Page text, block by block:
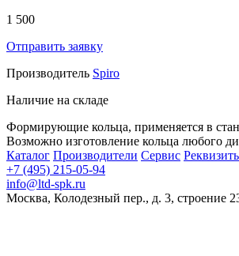
1 500
Отправить заявку
Производитель Spiro
Наличие на складе
Формирующие кольца, применяется в
Возможно изготовление кольца любого
Каталог Производители Сервис
+7 (495) 215-05-94
info@ltd-spk.ru
Москва, Колодезный пер., д. 3, строение